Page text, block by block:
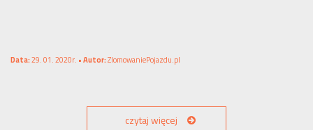
Data:29. 01. 2020r. •Autor:ZlomowaniePojazdu.pl
czytaj więcej